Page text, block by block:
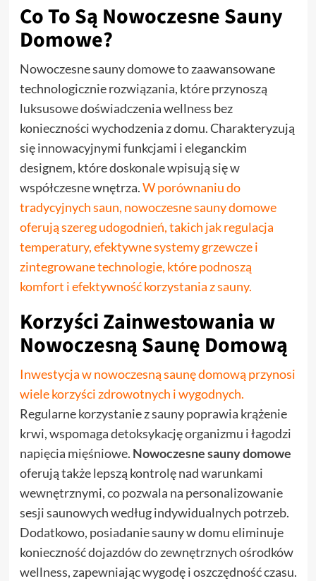
Co To Są Nowoczesne Sauny
Domowe?
Nowoczesne sauny domowe to zaawansowane
technologicznie rozwiązania, które przynoszą
luksusowe doświadczenia wellness bez
konieczności wychodzenia z domu. Charakteryzują
się innowacyjnymi funkcjami i eleganckim
designem, które doskonale wpisują się w
współczesne wnętrza.W porównaniu do
tradycyjnych saun, nowoczesne sauny domowe
oferują szereg udogodnień, takich jak regulacja
temperatury, efektywne systemy grzewcze i
zintegrowane technologie, które podnoszą
komfort i efektywność korzystania z sauny.
Korzyści Zainwestowania w
Nowoczesną Saunę Domową
Inwestycja w nowoczesną saunę domową przynosi
wiele korzyści zdrowotnych i wygodnych.
Regularne korzystanie z sauny poprawia krążenie
krwi, wspomaga detoksykację organizmu i łagodzi
napięcia mięśniowe. Nowoczesne sauny domowe
oferują także lepszą kontrolę nad warunkami
wewnętrznymi, co pozwala na personalizowanie
sesji saunowych według indywidualnych potrzeb.
Dodatkowo, posiadanie sauny w domu eliminuje
konieczność dojazdów do zewnętrznych ośrodków
wellness, zapewniając wygodę i oszczędność czasu.